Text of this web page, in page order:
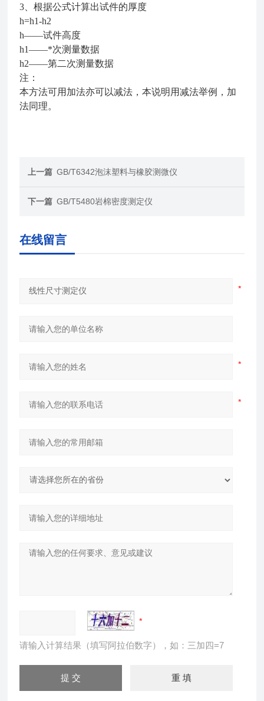
3 、根据公式计算出试件的厚度
h=h1-h2
h——试件高度
h1——*次测量数据
h2——第二次测量数据
注：
本方法可用加法亦可以减法，本说明用减法举例，加
法同理。
上一篇 GB/T6342泡沫塑料与橡胶测微仪
下一篇 GB/T5480岩棉密度测定仪
在线留言
请输入计算结果（填写阿拉伯数字），如：三加四=7